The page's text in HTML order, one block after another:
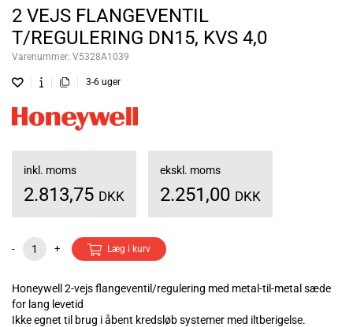
2 VEJS FLANGEVENTIL
T/REGULERING DN15, KVS 4,0
Varenummer: V5328A1039
3-6 uger
inkl. moms
2.813,75 DKK
ekskl. moms
2.251,00 DKK
- + Læg i kurv
Honeywell 2-vejs flangeventil/regulering med metal-til-metal sæde
for lang levetid
Ikke egnet til brug i åbent kredsløb systemer med iltberigelse.